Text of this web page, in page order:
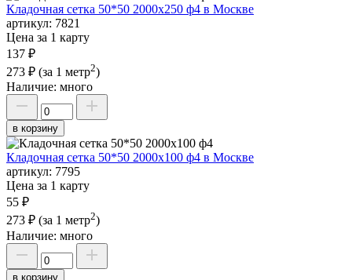
Кладочная сетка 50*50 2000х250 ф4 в Москве
артикул: 7821
Цена за 1 карту
137 ₽
273 ₽ (за 1 метр2)
Наличие: много
в корзину
Кладочная сетка 50*50 2000х100 ф4 в Москве
артикул: 7795
Цена за 1 карту
55 ₽
273 ₽ (за 1 метр2)
Наличие: много
в корзину